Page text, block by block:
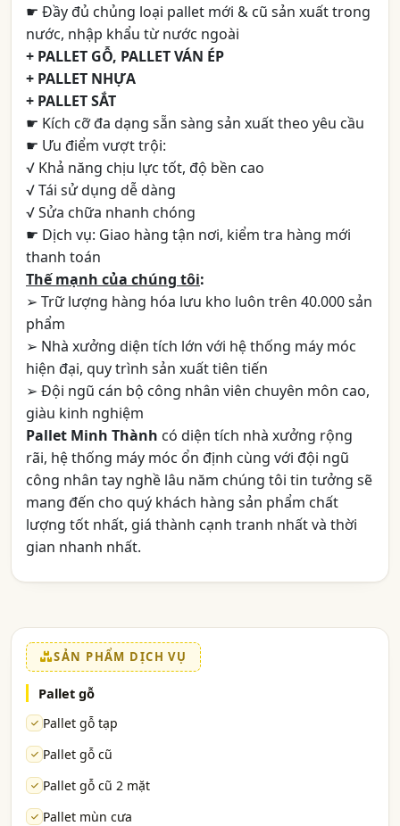
☛ Đầy đủ chủng loại pallet mới & cũ sản xuất trong
nước, nhập khẩu từ nước ngoài
+ PALLET GỖ, PALLET VÁN ÉP
+ PALLET NHỰA
+ PALLET SẮT
☛ Kích cỡ đa dạng sẵn sàng sản xuất theo yêu cầu
☛ Ưu điểm vượt trội:
√ Khả năng chịu lực tốt, độ bền cao
√ Tái sử dụng dễ dàng
√ Sửa chữa nhanh chóng
☛ Dịch vụ: Giao hàng tận nơi, kiểm tra hàng mới
thanh toán
Thế mạnh của chúng tôi:
➢ Trữ lượng hàng hóa lưu kho luôn trên 40.000 sản
phẩm
➢ Nhà xưởng diện tích lớn với hệ thống máy móc
hiện đại, quy trình sản xuất tiên tiến
➢ Đội ngũ cán bộ công nhân viên chuyên môn cao,
giàu kinh nghiệm
Pallet Minh Thành có diện tích nhà xưởng rộng
rãi, hệ thống máy móc ổn định cùng với đội ngũ
công nhân tay nghề lâu năm chúng tôi tin tưởng sẽ
mang đến cho quý khách hàng sản phẩm chất
lượng tốt nhất, giá thành cạnh tranh nhất và thời
gian nhanh nhất.
SẢN PHẨM DỊCH VỤ
Pallet gỗ
Pallet gỗ tạp
Pallet gỗ cũ
Pallet gỗ cũ 2 mặt
Pallet mùn cưa